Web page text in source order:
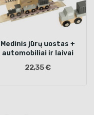
Medinis jūrų uostas +
automobiliai ir laivai
22,35 €